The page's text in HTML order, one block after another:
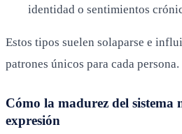
identidad o sentimientos
Estos tipos suelen solaparse e
patrones únicos para cada persona.
Cómo la madurez del sistema
expresión